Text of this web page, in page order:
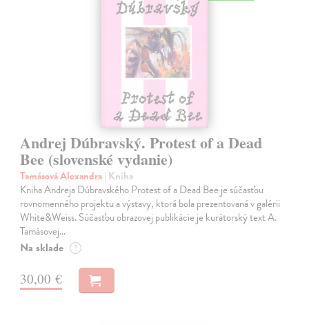
Andrej Dúbravský. Protest of a Dead
Bee (slovenské vydanie)
Tamásová Alexandra| Kniha
Kniha Andreja Dúbravského Protest of a Dead Bee je súčasťou
rovnomenného projektu a výstavy, ktorá bola prezentovaná v galérii
White&Weiss. Súčasťou obrazovej publikácie je kurátorský text A.
Tamásovej…
Na sklade ?
30,00 €